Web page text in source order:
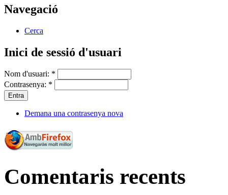
Navegació
Cerca
Inici de sessió d'usuari
Nom d'usuari: *
Contrasenya: *
Demana una contrasenya nova
Comentaris recents